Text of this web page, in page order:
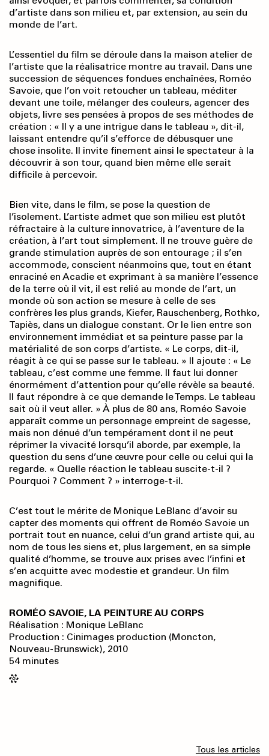
d’artiste dans son milieu et, par extension, au sein du
monde de l’art.
L’essentiel du film se déroule dans la maison atelier de
l’artiste que la réalisatrice montre au travail. Dans une
succession de séquences fondues enchaînées, Roméo
Savoie, que l’on voit retoucher un tableau, méditer
devant une toile, mélanger des couleurs, agencer des
objets, livre ses pensées à propos de ses méthodes de
création : « Il y a une intrigue dans le tableau », dit-il,
laissant entendre qu’il s’efforce de débusquer une
chose insolite. Il invite finement ainsi le spectateur à la
découvrir à son tour, quand bien même elle serait
difficile à percevoir.
Bien vite, dans le film, se pose la question de
l’isolement. L’artiste admet que son milieu est plutôt
réfractaire à la culture innovatrice, à l’aventure de la
création, à l’art tout simplement. Il ne trouve guère de
grande stimulation auprès de son entourage ; il s’en
accommode, conscient néanmoins que, tout en étant
enraciné en Acadie et exprimant à sa manière l’essence
de la terre où il vit, il est relié au monde de l’art, un
monde où son action se mesure à celle de ses
confrères les plus grands, Kiefer, Rauschenberg, Rothko,
Tapiès, dans un dialogue constant. Or le lien entre son
environnement immédiat et sa peinture passe par la
matérialité de son corps d’artiste. « Le corps, dit-il,
réagit à ce qui se passe sur le tableau. » Il ajoute : « Le
tableau, c’est comme une femme. Il faut lui donner
énormément d’attention pour qu’elle révèle sa beauté.
Il faut répondre à ce que demande le Temps. Le tableau
sait où il veut aller. » À plus de 80 ans, Roméo Savoie
apparaît comme un personnage empreint de sagesse,
mais non dénué d’un tempérament dont il ne peut
réprimer la vivacité lorsqu’il aborde, par exemple, la
question du sens d’une œuvre pour celle ou celui qui la
regarde. « Quelle réaction le tableau suscite-t-il ?
Pourquoi ? Comment ? » interroge-t-il.
C’est tout le mérite de Monique LeBlanc d’avoir su
capter des moments qui offrent de Roméo Savoie un
portrait tout en nuance, celui d’un grand artiste qui, au
nom de tous les siens et, plus largement, en sa simple
qualité d’homme, se trouve aux prises avec l’infini et
s’en acquitte avec modestie et grandeur. Un film
magnifique.
ROMÉO SAVOIE, LA PEINTURE AU CORPS
Réalisation : Monique LeBlanc
Production : Cinimages production (Moncton,
Nouveau-Brunswick), 2010
54 minutes
Tous les articles